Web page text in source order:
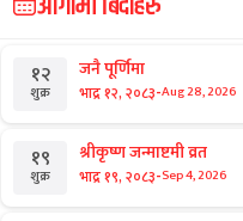
१२
शुक्र
जनै पूर्णिमा
भाद्र १२, २०८३-Aug 28, 2026
१९
शुक्र
श्रीकृष्ण जन्माष्टमी व्रत
भाद्र १९, २०८३-Sep 4, 2026